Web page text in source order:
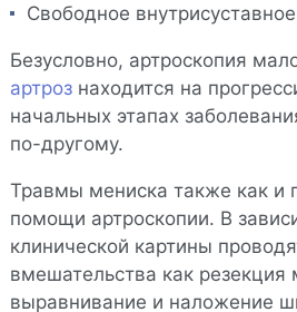
Свободное
Безусловно, артроскопия
артрознаходится на
начальных этапах
по-другому.
Травмы мениска также как и
помощи артроскопии. В
клинической картины
вмешательства как резекция
выравнивание и наложение